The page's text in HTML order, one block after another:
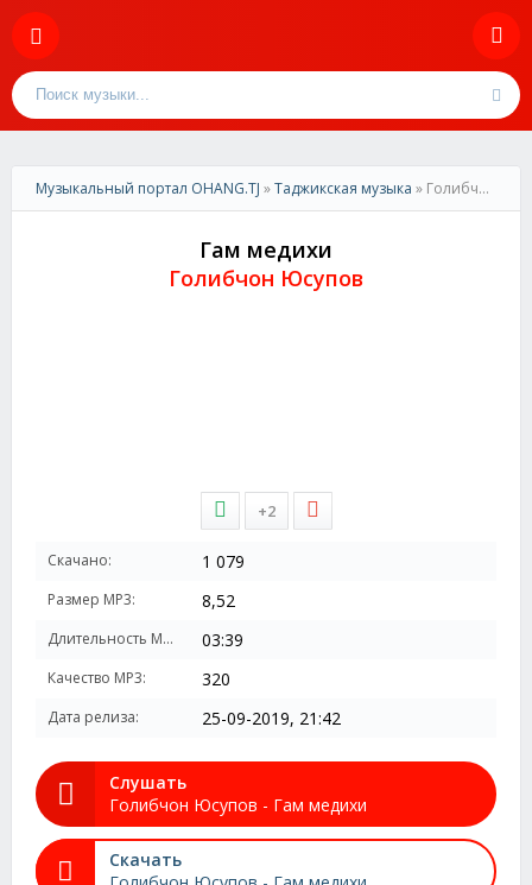
Музыкальный портал OHANG.TJ »Таджикская музыка » Голибчон Юсупов-Гам медихи
Гам медихи
Голибчон Юсупов
+2
Скачано: 1 079
Размер MP3: 8,52
Длительность MP3: 03:39
Качество MP3: 320
Дата релиза: 25-09-2019, 21:42
Слушать
Голибчон Юсупов - Гам медихи
Скачать